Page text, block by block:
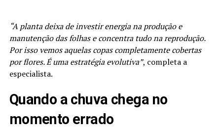
“A planta deixa de investir energia na produção e
manutenção das folhas e concentra tudo na reprodução.
Por isso vemos aquelas copas completamente cobertas
por flores. É uma estratégia evolutiva”, completa a
especialista.
Quando a chuva chega no
momento errado